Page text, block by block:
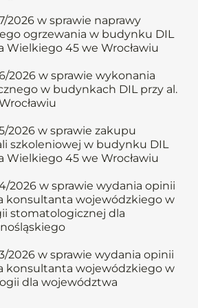
2026 w sprawie naprawy
ogrzewania w budynku DIL
Wielkiego 45 we Wrocławiu
2026 w sprawie wykonania
w budynkach DIL przy al.
2026 w sprawie zakupu
szkoleniowej w budynku DIL
Wielkiego 45 we Wrocławiu
2026 w sprawie wydania opinii
konsultanta wojewódzkiego w
stomatologicznej dla
2026 w sprawie wydania opinii
konsultanta wojewódzkiego w
dla województwa